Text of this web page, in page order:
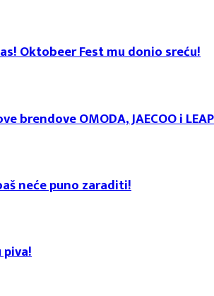
Oktobeer Fest mu donio sreću!
OMODA, JAECOO i
neće puno zaraditi!
piva!